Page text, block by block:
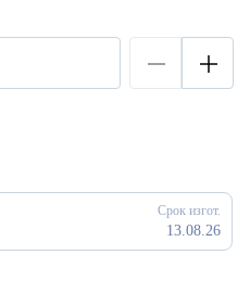
Срок изгот.
13.08.26